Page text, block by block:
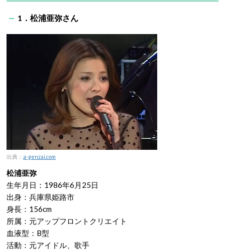
1．松浦亜弥さん
出典： a-genzai.com
松浦亜弥
生年月日：1986年6月25日
出身：兵庫県姫路市
身長：156cm
所属：元アップフロントクリエイト
血液型：B型
活動：元アイドル、歌手